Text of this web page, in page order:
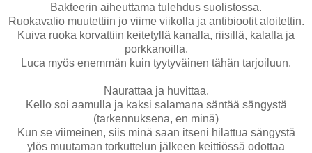
Bakteerin aiheuttama tulehdus suolistossa.
Ruokavalio muutettiin jo viime viikolla ja antibiootit aloitettin.
Kuiva ruoka korvattiin keitetyllä kanalla, riisillä, kalalla ja
porkkanoilla.
Luca myös enemmän kuin tyytyväinen tähän tarjoiluun.
Naurattaa ja huvittaa.
Kello soi aamulla ja kaksi salamana säntää sängystä
(tarkennuksena, en minä)
Kun se viimeinen, siis minä saan itseni hilattua sängystä
ylös muutaman torkuttelun jälkeen keittiössä odottaa